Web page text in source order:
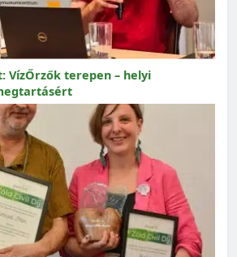
VízŐrzők terepen – helyi